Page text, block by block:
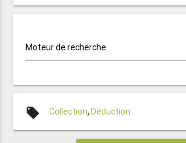
Moteur de recherche
local_offer Collection,Déduction